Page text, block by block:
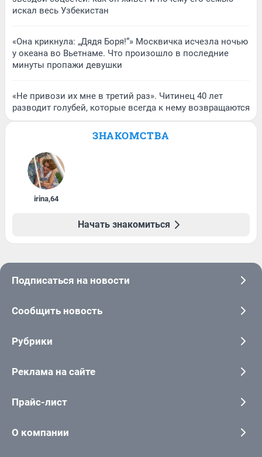
искал весь Узбекистан
«Она крикнула: „Дядя Боря!“» Москвичка исчезла ночью
у океана во Вьетнаме. Что произошло в последние
минуты пропажи девушки
«Не привози их мне в третий раз». Читинец 40 лет
разводит голубей, которые всегда к нему возвращаются
ЗНАКОМСТВА
irina,64
Начать знакомиться
Подписаться на новости
Сообщить новость
Рубрики
Реклама на сайте
Прайс-лист
О компании